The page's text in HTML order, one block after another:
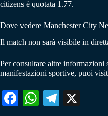
citizens è quotata 1.77.
Dove vedere Manchester City
Il match non sarà visibile in
Per consultare altre informazioni
manifestazioni sportive, puoi
Fa W
Te